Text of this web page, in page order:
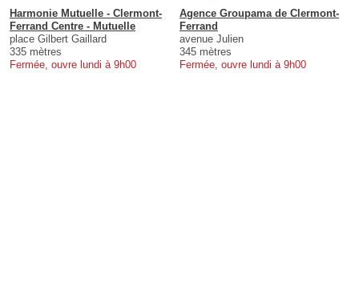
Harmonie Mutuelle - Clermont-
Ferrand Centre - Mutuelle
place Gilbert Gaillard
335 mètres
Fermée, ouvre lundi à 9h00
Agence Groupama de Clermont-
Ferrand
avenue Julien
345 mètres
Fermée, ouvre lundi à 9h00